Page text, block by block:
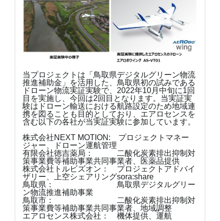
当プロジェクトは「鳥取県デジタルグリーン物流
推進補助金」を活用した、鳥取県初の試みである
ドローン物流実証実験で、2022年10月中旬に1回
目を実施し、今回は2回目となります。当実証実
験はドローン輸送における航路設定のため地域連
携を図ることも目的としており、エアロセンスを
含む以下の各社が当実証実験に参加しています。
株式会社NEXT MOTION: プロジェクトマネー
ジャー、ドローン運航管理
有限会社徳吉薬局： 二酸化炭素排出抑制対
策事業費等補助事業共同事業者、医薬品提供
株式会社トルビズオン： プロジェクトアドバイ
ザリー、上空シェアリングsora:share
鳥取県： 鳥取県デジタルグリー
ン物流推進補助事業
鳥取市： 二酸化炭素排出抑制対
策事業費等補助事業共同事業者、地域調整
エアロセンス株式会社： 機体提供、運航